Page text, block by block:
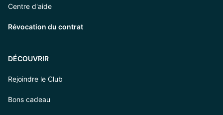
Centre d'aide
Révocation du contrat
DÉCOUVRIR
Rejoindre le Club
Bons cadeau